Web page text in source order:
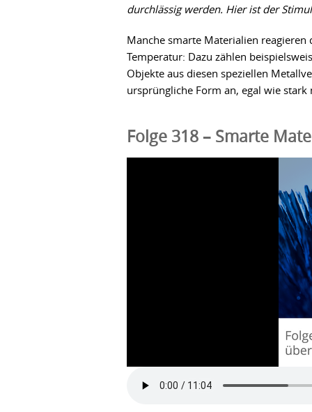
durchlässig werden. Hier ist der
Manche smarte Materialien reagieren
Temperatur: Dazu zählen
Objekte aus diesen speziellen
ursprüngliche Form an, egal wie
Folge 318 – Smarte